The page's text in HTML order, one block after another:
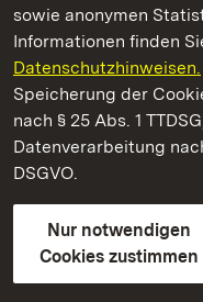
sowie anonymen
Informationen finden
Datenschutzhinweisen.
Speicherung der
nach § 25 Abs. 1
Datenverarbeitung
DSGVO.
Nur notwendigen
Cookies zustimmen
Staatliche Schlösser und
Staatliche Schlösser
Kontakt
Gebärdensprache
Erklärung zur
BITV-konform (geprüfte